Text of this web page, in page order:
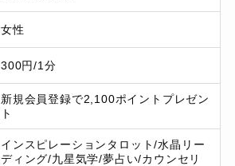
女性
300円/1分
新規会員登録で2,100ポイントプレゼン
ト
インスピレーションタロット/水晶リー
ディング/九星気学/夢占い/カウンセリ